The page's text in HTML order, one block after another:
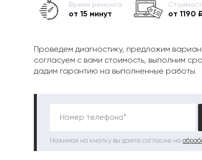
Время ремонта
от 15 минут от 1190
Проведем диагностику, предложим
согласуем с вами стоимость, выполним
дадим гарантию на выполненные работы.
Номер телефона*
Нажимая на кнопку вы даете согласие на